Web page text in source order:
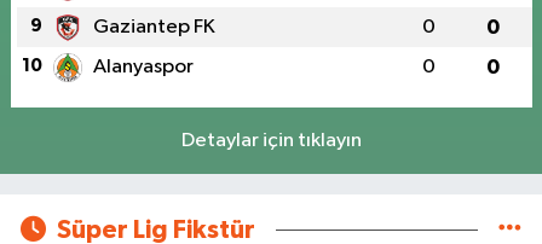
9 Gaziantep FK 0 0
10 Alanyaspor 0 0
Detaylar için tıklayın
Süper Lig Fikstür